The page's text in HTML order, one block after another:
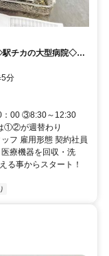
チカの大型病院◇女
5分
00 ③8:30～12:30
①②が週替わり
フ 雇用形態 契約社員
療機器を回収・洗
る事からスタート！